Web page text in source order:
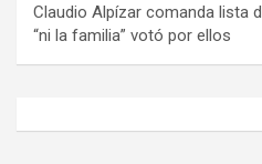
Claudio Alpízar comanda lista
“ni la familia” votó por ellos